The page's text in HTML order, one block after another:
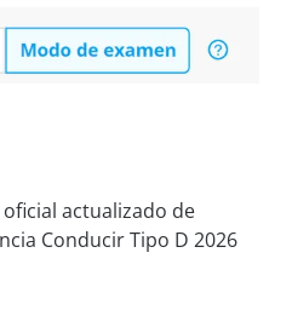
actualizado de
Conducir Tipo D 2026